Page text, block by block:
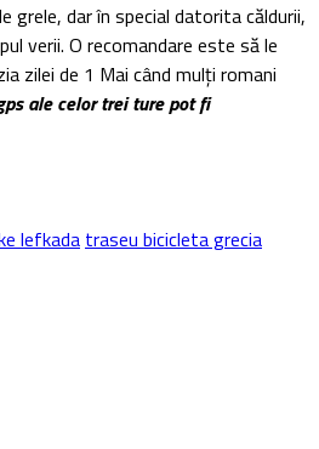
grele, dar în special datorita căldurii,
verii. O recomandare este să le
zilei de 1 Mai când mulți romani
ale celor trei ture pot fi
lefkada traseu bicicleta grecia